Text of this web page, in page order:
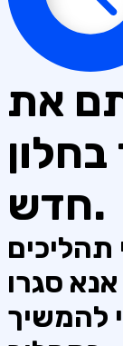
את
חדש.
תהליכים
סגרו
להמשיך